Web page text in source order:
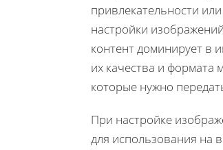
привлекательности
настройки
контент доминирует в
их качества и формата
которые нужно
При настройке
для использования на